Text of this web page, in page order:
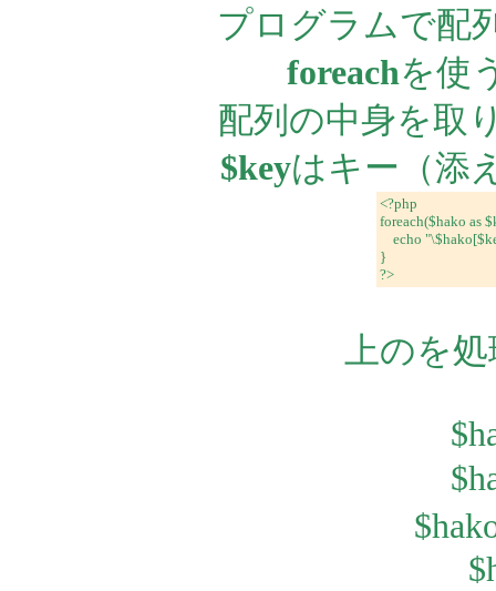
プログラムで配
foreachを使
配列の中身を取
$keyはキー（添
<?php
foreach($hako as
echo
}
?>
上のを